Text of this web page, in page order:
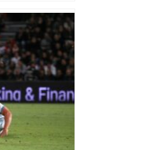
: Marc